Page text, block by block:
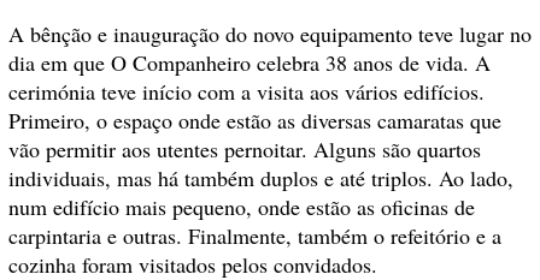
A bênção e inauguração do novo equipamento teve lugar no
dia em que O Companheiro celebra 38 anos de vida. A
cerimónia teve início com a visita aos vários edifícios.
Primeiro, o espaço onde estão as diversas camaratas que
vão permitir aos utentes pernoitar. Alguns são quartos
individuais, mas há também duplos e até triplos. Ao lado,
num edifício mais pequeno, onde estão as oficinas de
carpintaria e outras. Finalmente, também o refeitório e a
cozinha foram visitados pelos convidados.